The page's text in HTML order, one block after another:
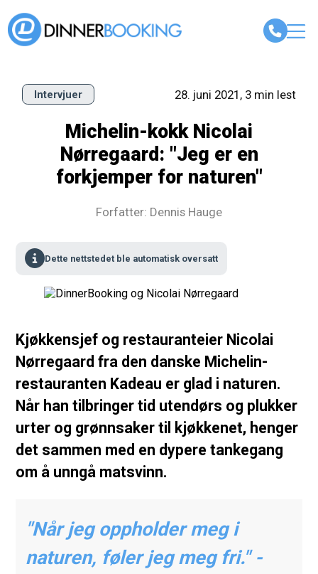
Intervjuer 28. juni 2021, 3 min lest
Michelin-kokk Nicolai
Nørregaard: "Jeg er en
forkjemper for naturen"
Forfatter: Dennis Hauge
Dette nettstedet ble automatisk oversatt
Kjøkkensjef og restauranteier Nicolai
Nørregaard fra den danske Michelin-
restauranten Kadeau er glad i naturen.
Når han tilbringer tid utendørs og plukker
urter og grønnsaker til kjøkkenet, henger
det sammen med en dypere tankegang
om å unngå matsvinn.
"Når jeg oppholder meg i
naturen, føler jeg meg fri." -